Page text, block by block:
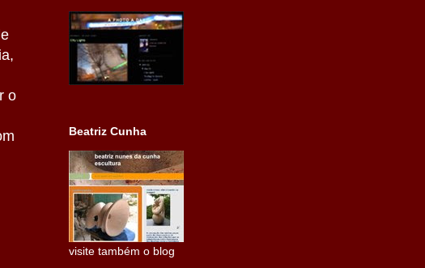
o
Beatriz Cunha
visite também o blog